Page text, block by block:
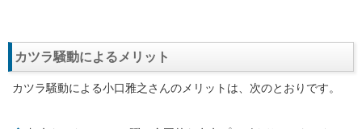
カツラ騒動によるメリット
カツラ騒動による小口雅之さんのメリットは、次のとおりです。